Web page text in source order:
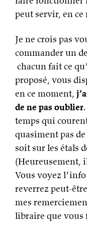
peut servir, en ce
Je ne crois pas
commander un
chacun fait ce
proposé, vous
en ce moment,
de ne pas oublier
temps qui
quasiment pas
soit sur les étals
(Heureusement,
Vous voyez
reverrez peut-
mes
libraire que vous